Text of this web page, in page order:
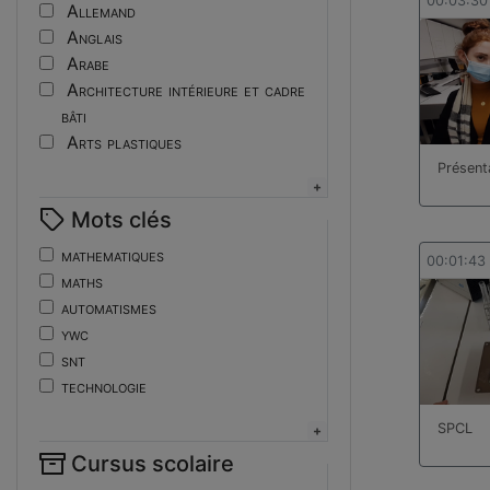
00:01:43
SPCL
Allemand
Anglais
Arabe
Architecture intérieure et cadre
bâti
Arts plastiques
Biotechnologies
Boulangerie
Braille
Bureautique
Céramique industrielle
Chinois
Cinéma et photographie
Composition de la forme imprimante
Conducteurs routiers
Mots clés
mathematiques
maths
automatismes
ywc
snt
technologie
fonctions-lp
Cursus scolaire